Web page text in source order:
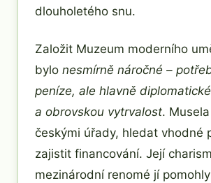
dlouholetého snu.
Založit Muzeum moderního
bylo nesmírně náročné –
peníze, ale hlavně
a obrovskou vytrvalost.
českými úřady, hledat vhodné
zajistit financování. Její
mezinárodní renomé jí